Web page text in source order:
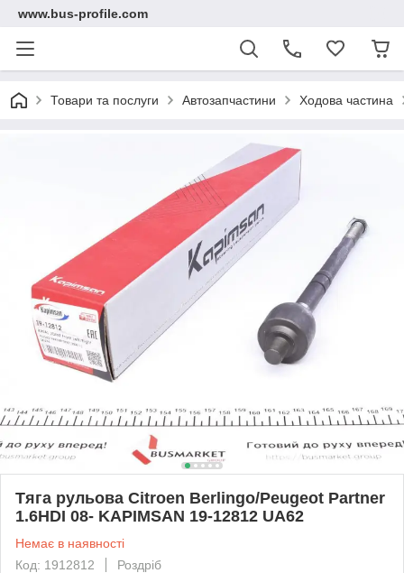
www.bus-profile.com
Товари та послуги Автозапчастини Ходова частина
Тяга рульова Citroen Berlingo/Peugeot Partner
1.6HDI 08- KAPIMSAN 19-12812 UA62
Немає в наявності
Код: 1912812
Роздріб